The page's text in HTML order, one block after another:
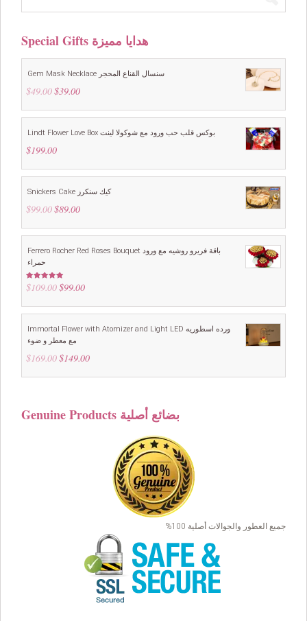
Special Gifts هدايا مميزة
Gem Mask Necklace سنسال القناع المحجر
$49.00 Original
was:
$39.00Current
is:
Lindt Flower Love Box بوكس قلب حب ورود مع شوكولا لينت
$199.00
Snickers Cake كيك سنكرز
$99.00 Original
was:
$89.00Current
is:
Ferrero Rocher Red Roses Bouquet باقة فريرو روشيه مع ورود
حمراء
Rated 5.00
out of 5
$109.00 Original
was:
$99.00Current
is:
Immortal Flower with Atomizer and Light LED ورده اسطوريه
مع معطر و ضوء
$169.00 Original
was:
$149.00Current
is:
Genuine Products بضائع أصلية
جميع العطور والجوالات أصلية 100%